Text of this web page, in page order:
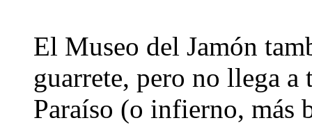
El Museo del Jamón
guarrete, pero no llega
Paraíso (o infierno, más